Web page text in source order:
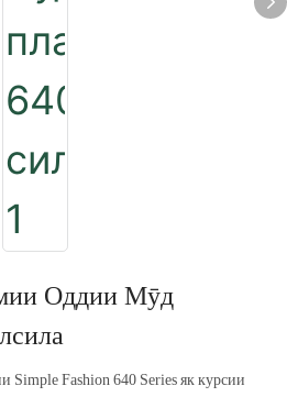
Оддии Мӯд
Simple Fashion 640 Series як курсии